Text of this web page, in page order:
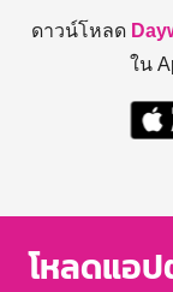
ดาวน์โหลด
ใน
โหลดแอ